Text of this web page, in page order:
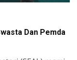
Dan Pemda